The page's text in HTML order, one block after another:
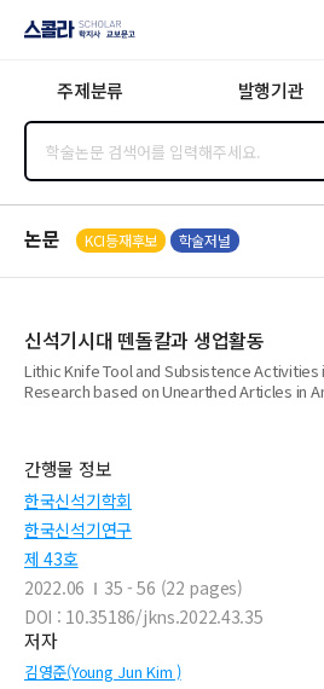
지사·교보문고
주제분류 발행기관
논문 KCI등재후보 학술저널
신석기시대 뗀돌칼과 생업활동
Lithic Knife Tool and Subsistence Activities
Research based on Unearthed Articles in
간행물 정보
한국신석기학회
한국신석기연구
제 43호
2022.06
35 - 56 (22 pages)
DOI : 10.35186/jkns.2022.43.35
저자
김영준(Young Jun Kim )